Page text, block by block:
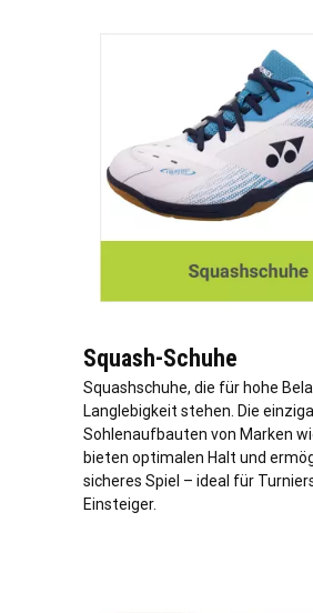
Squash-Schuhe
Squashschuhe, die für hohe
Langlebigkeit stehen. Die
Sohlenaufbauten von Marken
bieten optimalen Halt und
sicheres Spiel – ideal für
Einsteiger.